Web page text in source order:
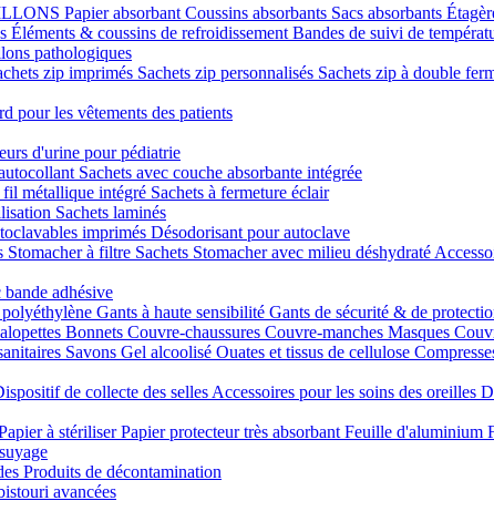
Papier absorbant Coussins absorbants Sacs absorbants
Éléments & coussins de refroidissement Bandes de suivi de
pathologiques
zip imprimés Sachets zip personnalisés Sachets zip à double
pour les vêtements des patients
d'urine pour pédiatrie
Sachets avec couche absorbante intégrée
fil métallique intégré Sachets à fermeture éclair
Sachets laminés
imprimés Désodorisant pour autoclave
Stomacher à filtre Sachets Stomacher avec milieu déshydraté
bande adhésive
Gants à haute sensibilité Gants de sécurité & de
Bonnets Couvre-chaussures Couvre-manches Masques
Savons Gel alcoolisé Ouates et tissus de cellulose
de collecte des selles Accessoires pour les soins des oreilles
à stériliserPapier protecteur très absorbant Feuille d'aluminium
Produits de décontamination
avancées